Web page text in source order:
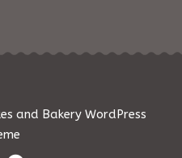
and Bakery WordPress